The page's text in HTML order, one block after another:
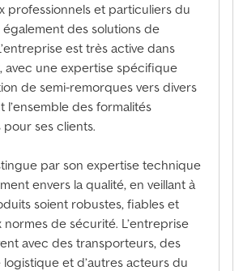
professionnels et particuliers du
des solutions de
est très active dans
avec une expertise spécifique
de semi-remorques vers divers
l’ensemble des formalités
ses clients.
par son expertise technique
envers la qualité, en veillant à
soient robustes, fiables et
de sécurité. L’entreprise
avec des transporteurs, des
et d’autres acteurs du